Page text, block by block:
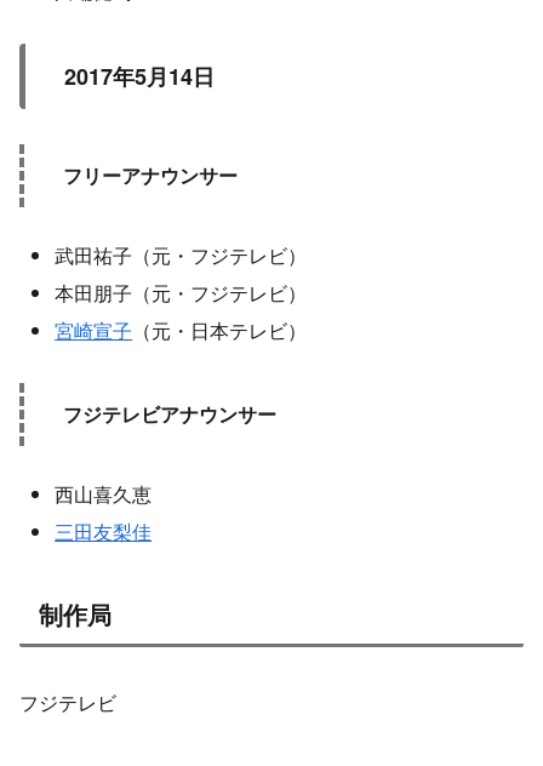
2017年5月14日
フリーアナウンサー
武田祐子（元・フジテレビ）
本田朋子（元・フジテレビ）
宮崎宣子 （元・日本テレビ）
フジテレビアナウンサー
西山喜久恵
三田友梨佳
制作局
フジテレビ